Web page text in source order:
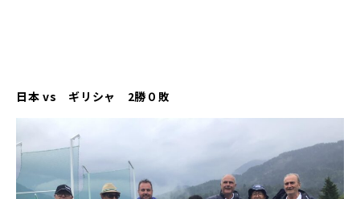
日本 vs ギリシャ 2勝０敗